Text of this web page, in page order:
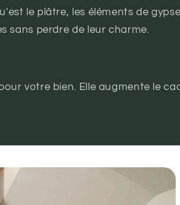
le plâtre, les éléments de
sans perdre de leur charme.
votre bien. Elle augmente le